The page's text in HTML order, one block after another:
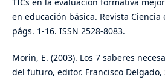
TICs en la evaluación formativa
en educación básica. Revista Ciencia
págs. 1-16. ISSN 2528-8083.
Morin, E. (2003). Los 7 saberes
del futuro, editor. Francisco Delgado,